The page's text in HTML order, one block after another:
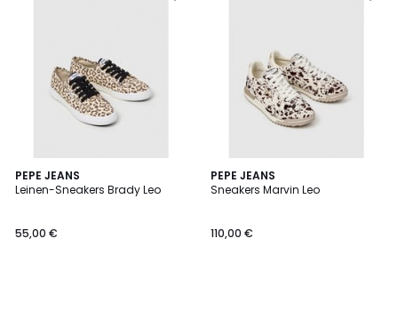
PEPE JEANS
Leinen-Sneakers Brady Leo
55,00 €
PEPE JEANS
Sneakers Marvin Leo
110,00 €